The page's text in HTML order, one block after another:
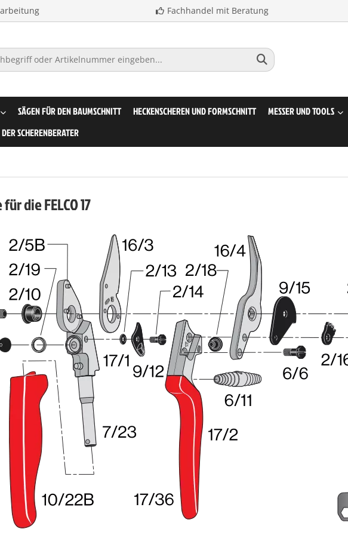
Fachhandel mit Beratung
SÄGEN FÜR DEN BAUMSCHNITT HECKENSCHEREN UND FORMSCHNITT MESSER UND TOOLS
DER SCHERENBERATER
die FELCO 17